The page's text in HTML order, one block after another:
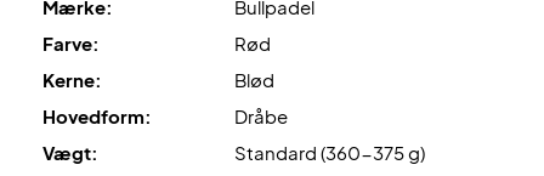
vil skille dig positivt ud på banen. De klare eksotiske farver
giver nemlig battet et friskt look, som skiller sig ud fra
mange andre bat.
Leveres med cover og rammebeskytter!
Farve: Rød, orange og lilla.
Mærke:
Bullpadel
Farve:
Rød
Kerne:
Blød
Hovedform:
Dråbe
Vægt:
Standard (360-375 g)